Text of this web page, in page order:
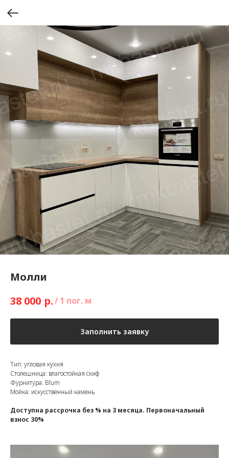
Молли
38 000 р./1 пог. м
Заполнить заявку
Тип: угловая кухня
Столешница: влагостойкая скиф
Фурнитура: Blum
Мойка: искусственный камень
Доступна рассрочка без % на 3 месяца. Первоначальный
взнос 30%